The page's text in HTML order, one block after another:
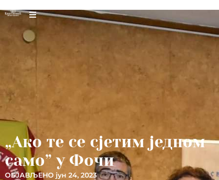
„Ако те се сјетим једном
само” у Фочи
ОБЈАВЉЕНО јун 24, 2023